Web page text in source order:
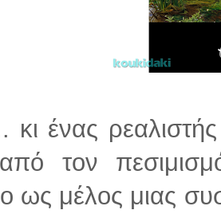
κι ένας
τον
ως μέλος μιας